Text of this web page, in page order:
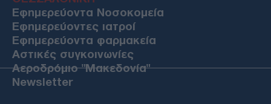
Εφημερεύοντα Νοσοκομεία
Εφημερεύοντες ιατροί
Εφημερεύοντα φαρμακεία
Αστικές συγκοινωνίες
Αεροδρόμιο "Μακεδονία"
Newsletter